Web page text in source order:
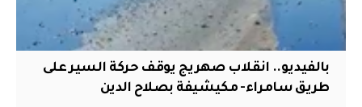
بالفيديو.. انقلاب صهريج يوقف حركة السير على
طريق سامراء- مكيشيفة بصلاح الدين